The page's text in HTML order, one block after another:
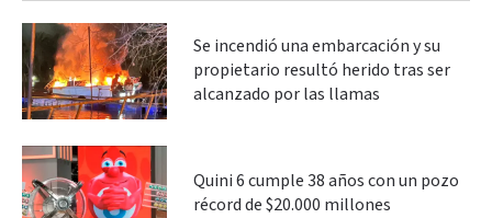
Se incendió una embarcación y su
propietario resultó herido tras ser
alcanzado por las llamas
Quini 6 cumple 38 años con un pozo
récord de $20.000 millones